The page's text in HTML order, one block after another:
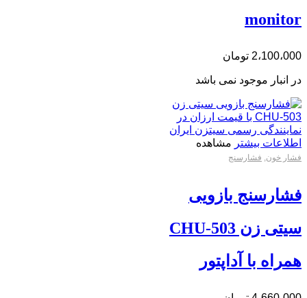
monitor
2،100،000 تومان
در انبار موجود نمی باشد
اطلاعات بیشتر مشاهده
فشار خون فشارسنج
فشارسنج بازویی
سیتی زن CHU-503
همراه با آداپتور